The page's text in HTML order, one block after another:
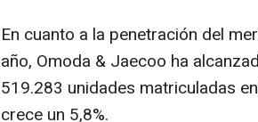
En cuanto a la penetración del
año, Omoda & Jaecoo ha
519.283 unidades matriculadas
crece un 5,8%.